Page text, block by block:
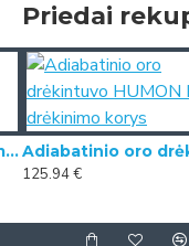
Priedai
Zehnder išmanus valdymo pultas Multi Control, baltos spalvos
125.94 €